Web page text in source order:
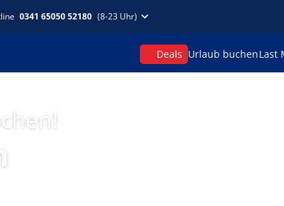
0341 65050 52180 (8-23 Uhr)
Deals Urlaub buchenLast